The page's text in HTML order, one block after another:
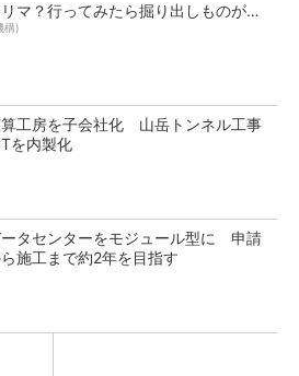
マ？行ってみたら掘り出しものが…
構)
算工房を子会社化 山岳トンネル工事
を内製化
タセンターをモジュール型に 申請
施工まで約2年を目指す